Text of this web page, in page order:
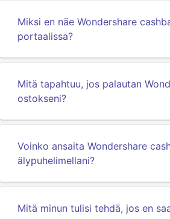
Miksi en näe Wondershare
portaalissa?
Mitä tapahtuu, jos palautan
ostokseni?
Voinko ansaita Wondershare
älypuhelimellani?
Mitä minun tulisi tehdä, jos en